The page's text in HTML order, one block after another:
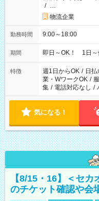
/ …
物流企業
勤務時間 9:00～18:00
期間 即日～OK！ 1日～
特徴 週1日からOK / 日
業・WワークOK /
集 / 電話対応なし /
気になる！
【8/15・16】＜セ
のチケット確認や会